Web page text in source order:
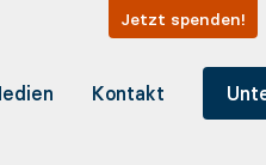
Jetzt spenden!
Kontakt